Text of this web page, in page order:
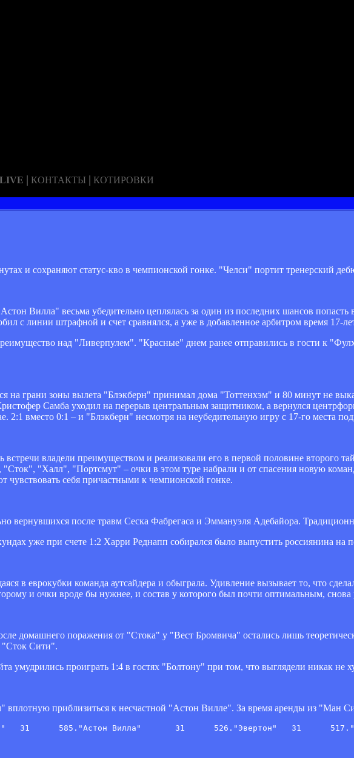
| КОНТАКТЫ | КОТИРОВКИ
и сохраняют статус-кво в чемпионской гонке. "Челси" портит
Вилла" весьма убедительно цеплялась за один из последних шансов
с линии штрафной и счет сравнялся, а уже в добавленное арбитром
над "Ливерпулем". "Красные" днем ранее отправились в гости к
грани зоны вылета "Блэкберн" принимал дома "Тоттенхэм" и 80 минут не
Самба уходил на перерыв центральным защитником, а вернулся
вместо 0:1 – и "Блэкберн" несмотря на неубедительную игру с 17-го места
владели преимуществом и реализовали его в первой половине
"Халл", "Портсмут" – очки в этом туре набрали и от спасения новую
себя причастными к чемпионской гонке.
вернувшихся после травм Сеска Фабрегаса и Эммануэля Адебайора.
уже при счете 1:2 Харри Реднапп собирался было выпустить россиянина на
в еврокубки команда аутсайдера и обыграла. Удивление вызывает то,
и очки вроде бы нужнее, и состав у которого был почти оптимальным,
домашнего поражения от "Стока" у "Вест Бромвича" остались лишь
"Сток Сити".
умудрились проиграть 1:4 в гостях "Болтону" при том, что выглядели
приблизиться к несчастной "Астон Вилле". За время аренды из "Ман